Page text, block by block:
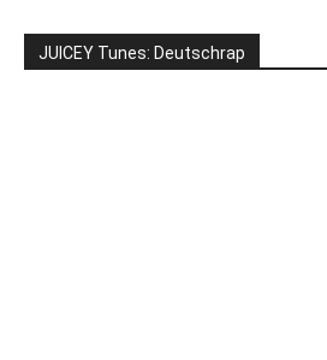
JUICEY Tunes: Deutschrap